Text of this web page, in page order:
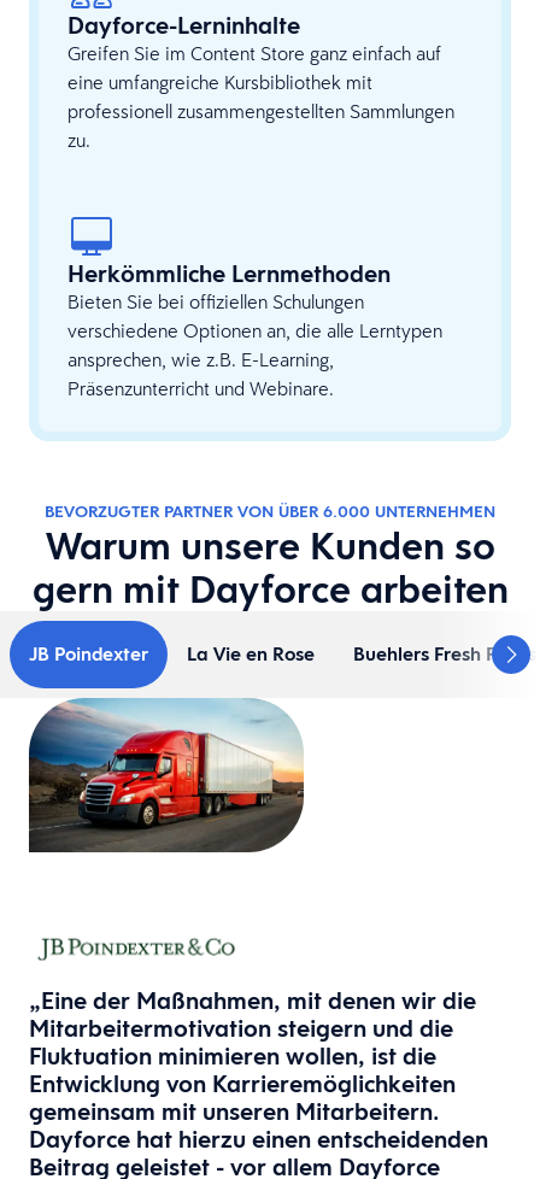
Dayforce-Lerninhalte
Greifen Sie im Content Store ganz einfach auf
eine umfangreiche Kursbibliothek mit
professionell zusammengestellten Sammlungen
zu.
Herkömmliche Lernmethoden
Bieten Sie bei offiziellen Schulungen
verschiedene Optionen an, die alle Lerntypen
ansprechen, wie z.B. E-Learning,
Präsenzunterricht und Webinare.
BEVORZUGTER PARTNER VON ÜBER 6.000 UNTERNEHMEN
Warum unsere Kunden so
gern mit Dayforce arbeiten
JB Poindexter La Vie en Rose Buehlers Fresh Foods
„Eine der Maßnahmen, mit denen wir die
Mitarbeitermotivation steigern und die
Fluktuation minimieren wollen, ist die
Entwicklung von Karrieremöglichkeiten
gemeinsam mit unseren Mitarbeitern.
Dayforce hat hierzu einen entscheidenden
Beitrag geleistet - vor allem Dayforce